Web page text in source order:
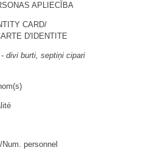
APLIECĪBA
CARD/
D'IDENTITE
divi burti, septiņi cipari
personnel